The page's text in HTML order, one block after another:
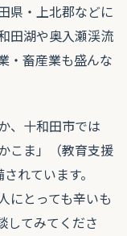
県・上北郡などに
田湖や奥入瀬渓流
・畜産業も盛んな
、十和田市では
こま」（教育支援
れています。
にとっても辛いも
してみてくださ